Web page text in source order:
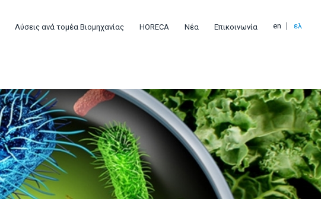
Λύσεις ανά τομέα Βιομηχανίας HORECA Νέα Επικοινωνία en ελ